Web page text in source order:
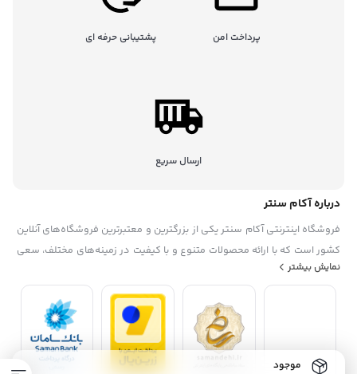
موجود
پرداخت امن پشتیبانی حرفه ای
ارسال سریع
درباره آکام سنتر
فروشگاه اینترنتی آکام سنتر یکی از بزرگترین و معتبرترین فروشگاه‌های آنلاین
کشور است که با ارائه محصولات متنوع و با کیفیت در زمینه‌های مختلف، سعی
تاسیس شده. آکام سنتر با همکاری با برندهای معروف داخلی و خارجی، گارانتی
و خدمات پس از فروش، تخفیف‌ها و جشنواره‌های منحصر به فرد، پشتیبانی
حرفه ای، به عنوان یک فروشگاه مطمئن و مورد اعتماد شناخته شده است. آکام
سنتر با هدف توسعه بازار خرید و فروش الکترونیکی و افزایش رضایت مشتریان،
نمایش بیشتر